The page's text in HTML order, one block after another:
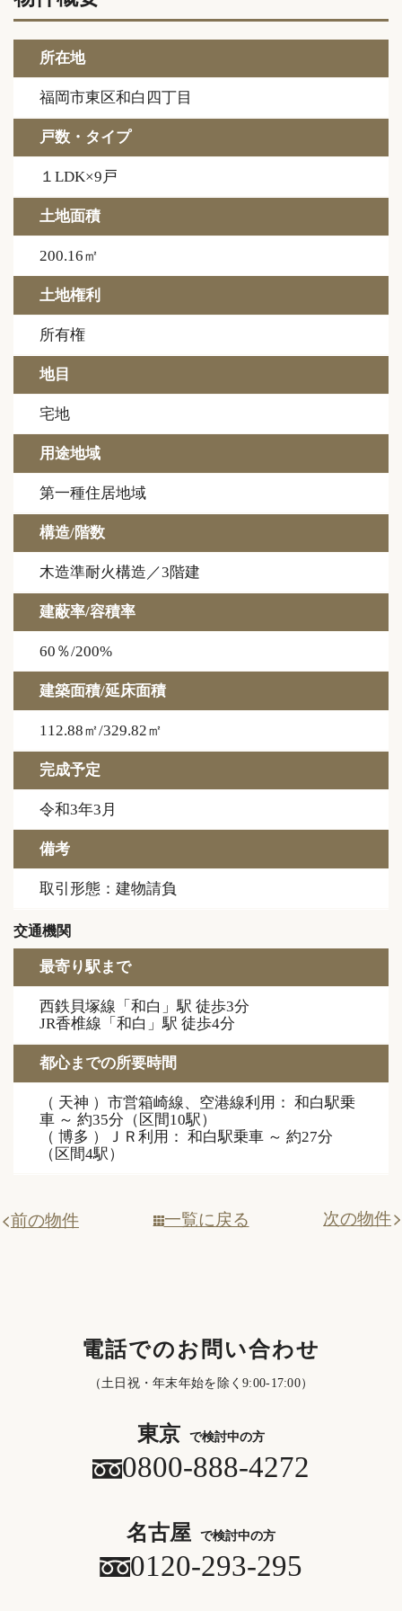
所在地
福岡市東区和白四丁目
戸数・タイプ
１LDK×9戸
土地面積
200.16㎡
土地権利
所有権
地目
宅地
用途地域
第一種住居地域
構造/階数
木造準耐火構造／3階建
建蔽率/容積率
60％/200%
建築面積/延床面積
112.88㎡/329.82㎡
完成予定
令和3年3月
備考
取引形態：建物請負
交通機関
最寄り駅まで
西鉄貝塚線「和白」駅 徒歩3分
JR香椎線「和白」駅 徒歩4分
都心までの所要時間
（ 天神 ）市営箱崎線、空港線利用： 和白駅乗
車 ～ 約35分（区間10駅）
（ 博多 ）ＪＲ利用： 和白駅乗車 ～ 約27分
（区間4駅）
前の物件 一覧に戻る 次の物件
電話でのお問い合わせ
（土日祝・年末年始を除く9:00-17:00）
東京 で検討中の方
0800-888-4272
名古屋 で検討中の方
0120-293-295